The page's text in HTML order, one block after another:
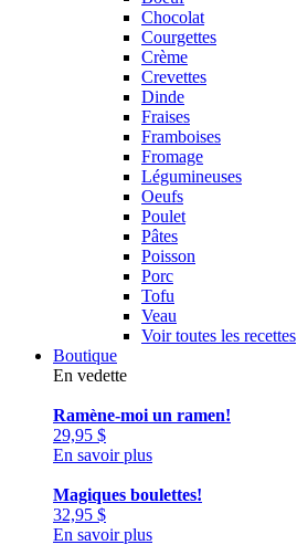
Chocolat
Courgettes
Crème
Crevettes
Dinde
Fraises
Framboises
Fromage
Légumineuses
Oeufs
Poulet
Pâtes
Poisson
Porc
Tofu
Veau
Voir toutes les recettes
Boutique
En vedette
Ramène-moi un ramen!
29,95 $
En savoir plus
Magiques boulettes!
32,95 $
En savoir plus